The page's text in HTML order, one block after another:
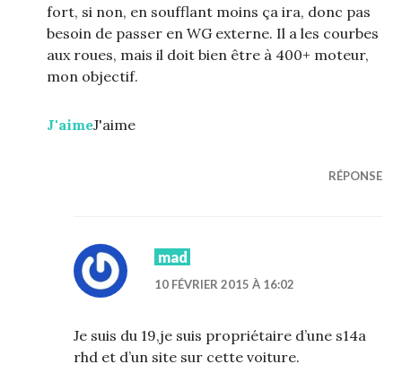
fort, si non, en soufflant moins ça ira, donc pas
besoin de passer en WG externe. Il a les courbes
aux roues, mais il doit bien être à 400+ moteur,
mon objectif.
J'aimeJ'aime
RÉPONSE
mad
10 FÉVRIER 2015 À 16:02
Je suis du 19,je suis propriétaire d’une s14a
rhd et d’un site sur cette voiture.